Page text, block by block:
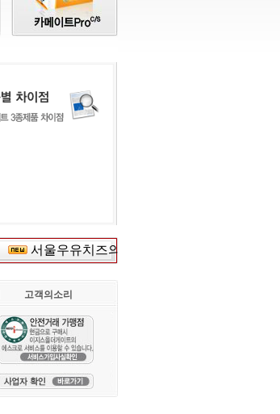
서울우유치즈의******
고객의소리